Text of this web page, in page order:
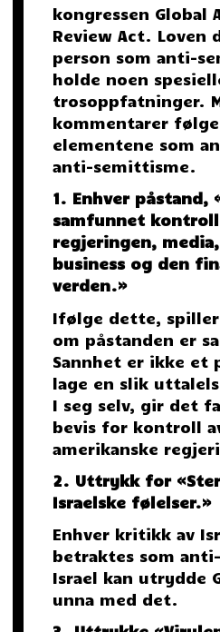
kongressen Global
Review Act. Loven
person som anti-
holde noen
trosoppfatninger.
kommentarer
elementene som
anti-semittisme.
1. Enhver påstand,
samfunnet
regjeringen,
business og den
verden.»
Ifølge dette,
om påstanden er
Sannhet er ikke et
lage en slik
I seg selv, gir det
bevis for kontroll
amerikanske
2. Uttrykk for
Israelske følelser.»
Enhver kritikk av
betraktes som
Israel kan utrydde
unna med det.